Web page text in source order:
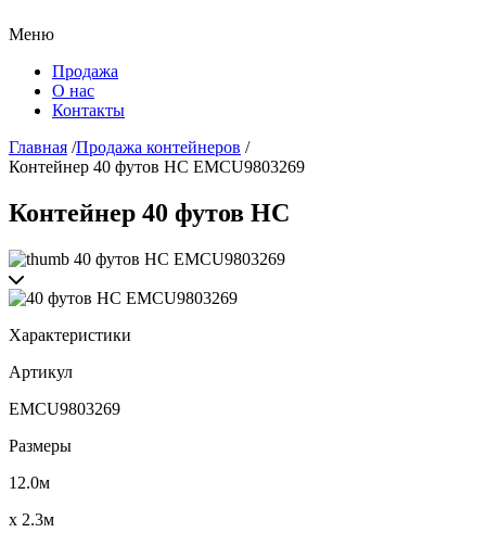
Меню
Продажа
О нас
Контакты
Главная /Продажа контейнеров /
Контейнер 40 футов HC EMCU9803269
Контейнер 40 футов HC
Характеристики
Артикул
EMCU9803269
Размеры
12.0м
x 2.3м